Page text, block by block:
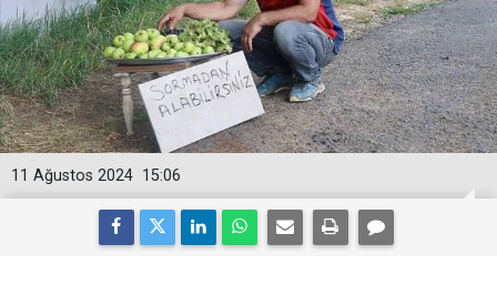
15:06
11 Ağustos 2024